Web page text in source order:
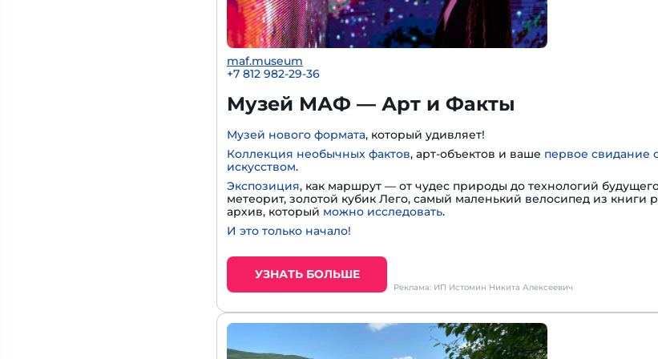
maf.museum
+7 812 982-29-36
Музей МАФ — Арт и Факты
Музей нового формата, который удивляет!
Коллекция необычных фактов, арт-объектов и ваше первое свидание
искусством.
Экспозиция, как маршрут — от чудес природы до технологий
метеорит, золотой кубик Лего, самый маленький велосипед из книги
архив, который можно исследовать.
И это только начало!
УЗНАТЬ БОЛЬШЕ
Реклама: ИП Истомин Никита Алексеевич